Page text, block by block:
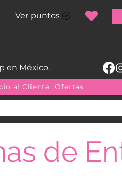
Ver puntos
en México.
al Cliente Ofertas
de